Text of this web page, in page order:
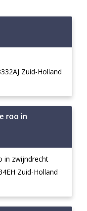
Zuid-Holland
roo in
in zwijndrecht
Zuid-Holland